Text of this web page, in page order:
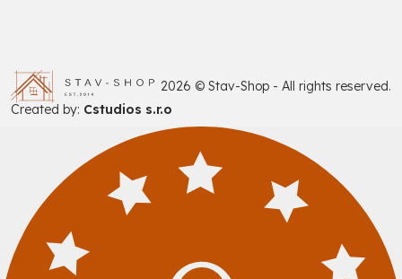
2026 © Stav-Shop - All rights reserved.
Created by: Cstudios s.r.o